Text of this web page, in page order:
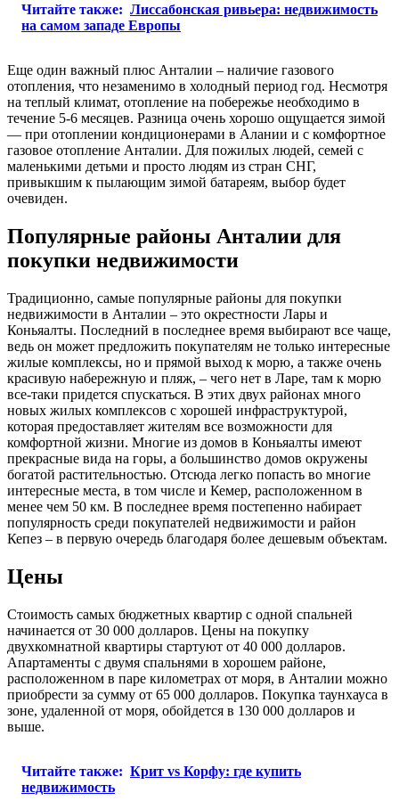
Читайте также: Лиссабонская ривьера: недвижимость
на самом западе Европы
Еще один важный плюс Анталии – наличие газового
отопления, что незаменимо в холодный период год. Несмотря
на теплый климат, отопление на побережье необходимо в
течение 5-6 месяцев. Разница очень хорошо ощущается зимой
— при отоплении кондиционерами в Алании и с комфортное
газовое отопление Анталии. Для пожилых людей, семей с
маленькими детьми и просто людям из стран СНГ,
привыкшим к пылающим зимой батареям, выбор будет
очевиден.
Популярные районы Анталии для
покупки недвижимости
Традиционно, самые популярные районы для покупки
недвижимости в Анталии – это окрестности Лары и
Коньяалты. Последний в последнее время выбирают все чаще,
ведь он может предложить покупателям не только интересные
жилые комплексы, но и прямой выход к морю, а также очень
красивую набережную и пляж, – чего нет в Ларе, там к морю
все-таки придется спускаться. В этих двух районах много
новых жилых комплексов с хорошей инфраструктурой,
которая предоставляет жителям все возможности для
комфортной жизни. Многие из домов в Коньяалты имеют
прекрасные вида на горы, а большинство домов окружены
богатой растительностью. Отсюда легко попасть во многие
интересные места, в том числе и Кемер, расположенном в
менее чем 50 км. В последнее время постепенно набирает
популярность среди покупателей недвижимости и район
Кепез – в первую очередь благодаря более дешевым объектам.
Цены
Стоимость самых бюджетных квартир с одной спальней
начинается от 30 000 долларов. Цены на покупку
двухкомнатной квартиры стартуют от 40 000 долларов.
Апартаменты с двумя спальнями в хорошем районе,
расположенном в паре километрах от моря, в Анталии можно
приобрести за сумму от 65 000 долларов. Покупка таунхауса в
зоне, удаленной от моря, обойдется в 130 000 долларов и
выше.
Читайте также: Крит vs Корфу: где купить
недвижимость